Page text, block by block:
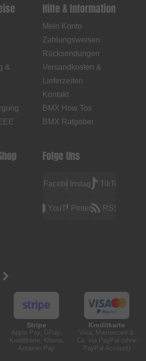
&
Hilfe & Information
Mein Konto
Zahlungsweisen
Rücksendungen
Versandkosten &
Lieferzeiten
Kontakt
BMX How Tos
BMX Ratgeber
Folge Uns
FacebookInstagramTikTok
YouTubePinterest RSS
Stripe
Apple Pay, GPay,
Kreditkarte, Klarna,
Amazon Pay
Kreditkarte
Visa, Mastercard &
Co. via PayPal (ohne
PayPal Account)